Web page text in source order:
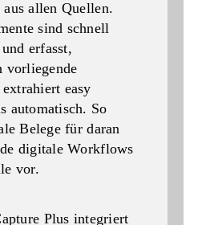
allen Quellen.
sind schnell
erfasst,
vorliegende
easy
automatisch. So
Belege für daran
digitale Workflows
vor.
Plus integriert